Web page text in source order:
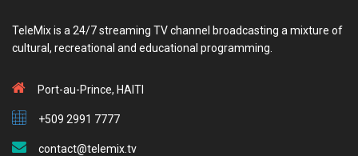
TeleMix is a 24/7 streaming TV channel broadcasting a mixture of
cultural, recreational and educational programming.
Port-au-Prince, HAITI
+509 2991 7777
contact@telemix.tv